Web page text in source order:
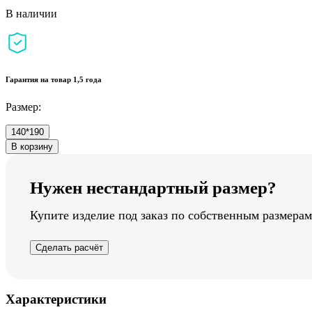
В наличии
Гарантия на товар 1,5 года
Размер:
140*190
В корзину
Нужен нестандартный размер?
Купите изделие под заказ по собственным
Сделать расчёт
Характеристики